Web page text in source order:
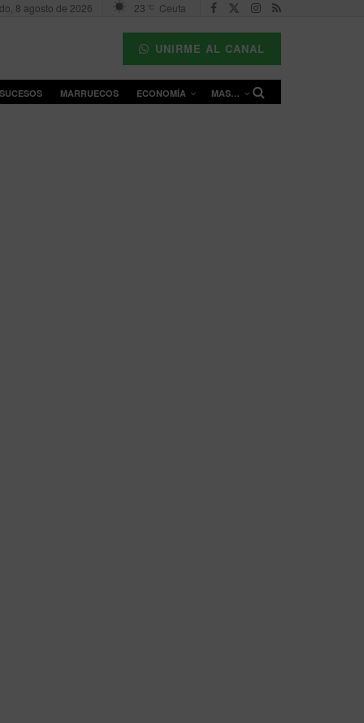
8 agosto de 2026 23 °C Ceuta
UNIRME AL CANAL
MARRUECOS ECONOMÍA MAS…